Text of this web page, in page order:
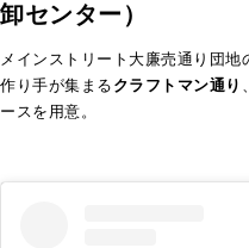
卸センター）
メインストリート大廉売通り団地
作り手が集まる クラフトマン通り 、
ースを用意。